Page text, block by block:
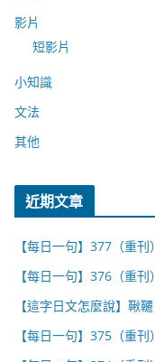
影片
短影片
小知識
文法
其他
近期文章
【每日一句】377（重刊）
【每日一句】376（重刊）
【這字日文怎麼說】鞦韆
【每日一句】375（重刊）